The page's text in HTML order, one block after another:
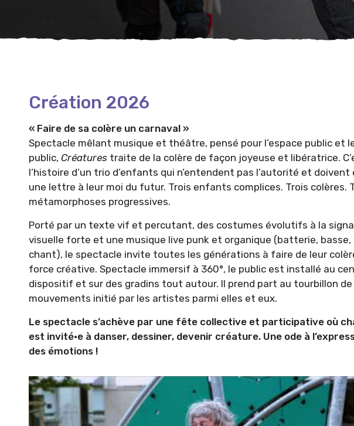
Création 2026
« Faire de sa colère un carnaval »
Spectacle mêlant musique et théâtre, pensé pour l’espace public et
public, Créaturestraite de la colère de façon joyeuse et libératrice.
l’histoire d’un trio d’enfants qui n’entendent pas l’autorité et doivent
une lettre à leur moi du futur. Trois enfants complices. Trois colères.
métamorphoses progressives.
Porté par un texte vif et percutant, des costumes évolutifs à la
visuelle forte et une musique live punk et organique (batterie, basse,
chant), le spectacle invite toutes les générations à faire de leur
force créative. Spectacle immersif à 360°, le public est installé au
dispositif et sur des gradins tout autour. Il prend part au tourbillon de
mouvements initié par les artistes parmi elles et eux.
Le spectacle s’achève par une fête collective et participative où
est invité·e à danser, dessiner, devenir créature. Une ode à
des émotions !